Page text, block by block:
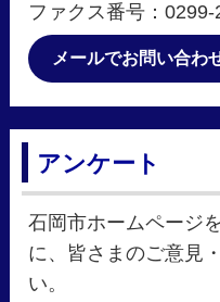
ファクス番号：0299-
メールでお問い合わ
アンケート
石岡市ホームページ
に、皆さまのご意見
い。